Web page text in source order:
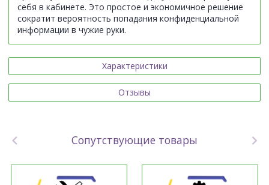
себя в кабинете. Это простое и экономичное решение
сократит вероятность попадания конфиденциальной
информации в чужие руки.
Характеристики
Отзывы
Сопутствующие товары